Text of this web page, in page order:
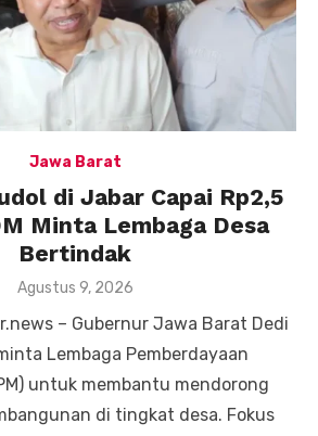
Jawa Barat
di Jabar Capai Rp2,5
Minta Lembaga Desa
Bertindak
Posted
Agustus 9, 2026
– Gubernur Jawa Barat Dedi
Lembaga Pemberdayaan
untuk membantu mendorong
di tingkat desa. Fokus